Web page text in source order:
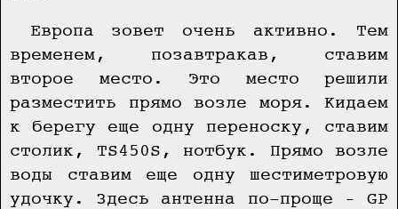
Европа зовет очень активно. Тем
временем, позавтракав, ставим
второе место. Это место решили
разместить прямо возле моря. Кидаем
к берегу еще одну переноску, ставим
столик, TS450S, нотбук. Прямо возле
воды ставим еще одну шестиметровую
удочку. Здесь антенна по-проще – GP